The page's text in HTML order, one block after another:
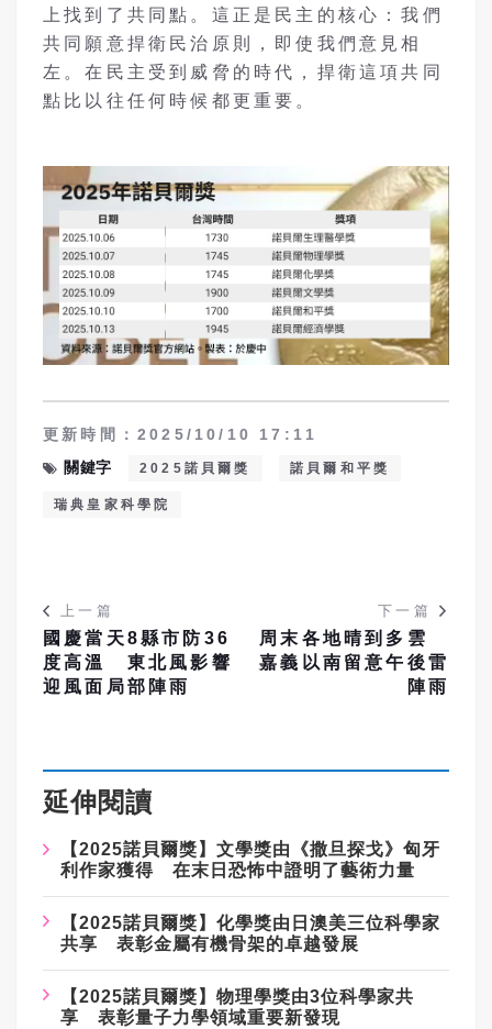
上找到了共同點。這正是民主的核心：我們
共同願意捍衛民治原則，即使我們意見相
左。在民主受到威脅的時代，捍衛這項共同
點比以往任何時候都更重要。
更新時間：2025/10/10 17:11
關鍵字
2025諾貝爾獎 諾貝爾和平獎
瑞典皇家科學院
上一篇
國慶當天8縣市防36
度高溫 東北風影響
迎風面局部陣雨
下一篇
周末各地晴到多雲
嘉義以南留意午後雷
陣雨
延伸閱讀
【2025諾貝爾獎】文學獎由《撒旦探戈》匈牙
利作家獲得 在末日恐怖中證明了藝術力量
【2025諾貝爾獎】化學獎由日澳美三位科學家
共享 表彰金屬有機骨架的卓越發展
【2025諾貝爾獎】物理學獎由3位科學家共
享 表彰量子力學領域重要新發現